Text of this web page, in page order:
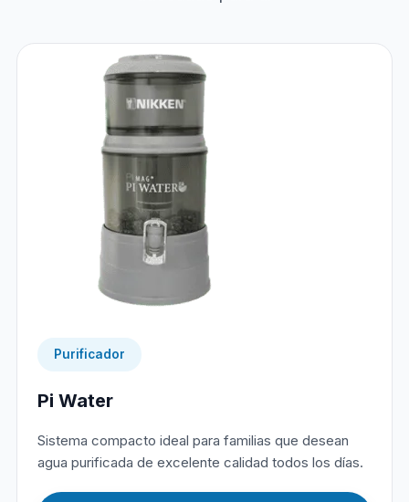
Purificador
Pi Water
Sistema compacto ideal para familias que desean
agua purificada de excelente calidad todos los días.